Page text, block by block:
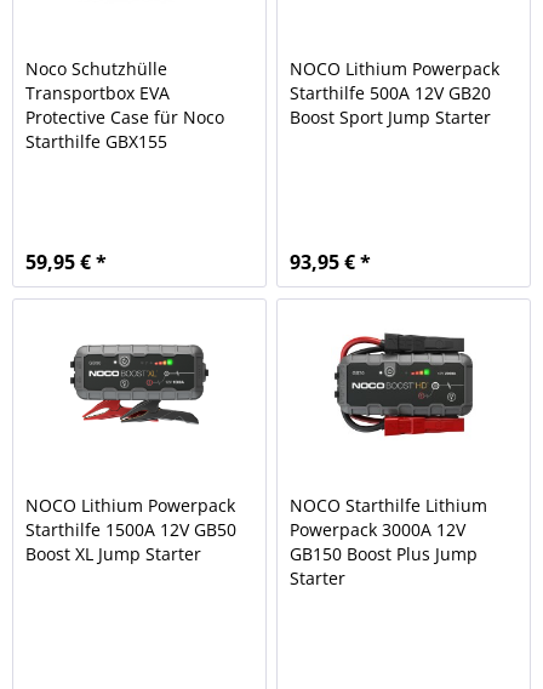
Noco Schutzhülle
Transportbox EVA
Protective Case für Noco
Starthilfe GBX155
59,95 € *
NOCO Lithium Powerpack
Starthilfe 500A 12V GB20
Boost Sport Jump Starter
93,95 € *
NOCO Lithium Powerpack
Starthilfe 1500A 12V GB50
Boost XL Jump Starter
NOCO Starthilfe Lithium
Powerpack 3000A 12V
GB150 Boost Plus Jump
Starter